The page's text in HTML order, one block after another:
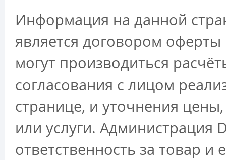
Информация на данной
является договором
могут производиться
согласования с лицом
странице, и уточнения
или услуги. Администрация
ответственность за товар и